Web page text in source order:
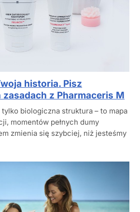
historia. Pisz
zasadach z Pharmaceris M
tylko biologiczna struktura – to mapa
momentów pełnych dumy
zmienia się szybciej, niż jesteśmy